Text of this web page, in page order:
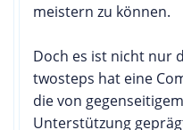
meistern zu können.
Doch es ist nicht nur
twosteps hat eine
die von
Unterstützung